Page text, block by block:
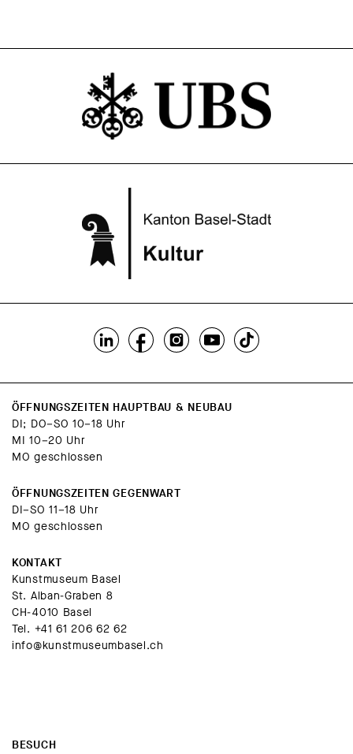
ÖFFNUNGSZEITEN HAUPTBAU & NEUBAU
DI; DO–SO 10–18 Uhr
MI 10–20 Uhr
MO geschlossen
ÖFFNUNGSZEITEN GEGENWART
DI–SO 11–18 Uhr
MO geschlossen
KONTAKT
Kunstmuseum Basel
St. Alban-Graben 8
CH-4010 Basel
Tel. +41 61 206 62 62
info@kunstmuseumbasel.ch
BESUCH